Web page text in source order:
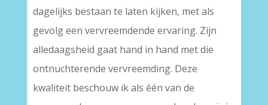
dagelijks bestaan te laten kijken, met als
gevolg een vervreemdende ervaring. Zijn
alledaagsheid gaat hand in hand met die
ontnuchterende vervreemding. Deze
kwaliteit beschouw ik als één van de